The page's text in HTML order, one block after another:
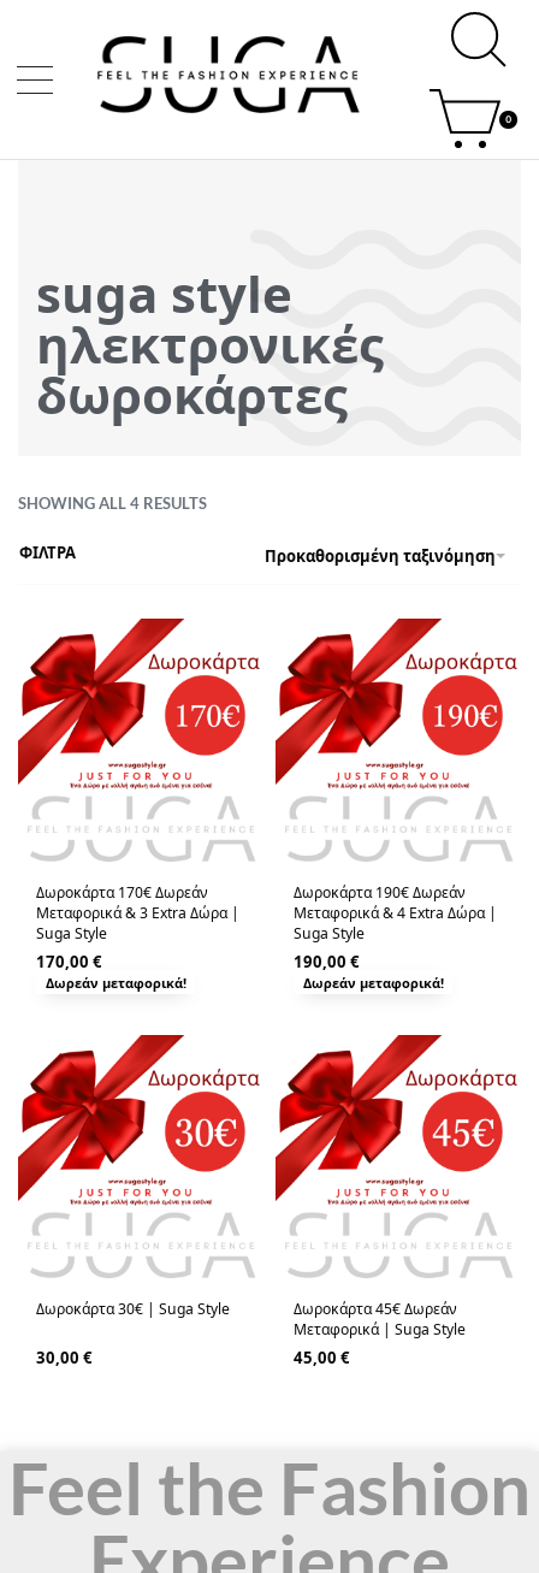
0
suga style
ηλεκτρονικές
δωροκάρτες
SHOWING ALL 4 RESULTS
Προκαθορισμένη ταξινόμηση
ΦΙΛΤΡΑ
Δωροκάρτα 170€ Δωρεάν
Μεταφορικά & 3 Extra Δώρα |
Suga Style
170,00 €
Δωρεάν μεταφορικά!
Δωροκάρτα 190€ Δωρεάν
Μεταφορικά & 4 Extra Δώρα |
Suga Style
190,00 €
Δωρεάν μεταφορικά!
Δωροκάρτα 30€ | Suga Style
30,00 €
Δωροκάρτα 45€ Δωρεάν
Μεταφορικά | Suga Style
45,00 €
Feel the Fashion